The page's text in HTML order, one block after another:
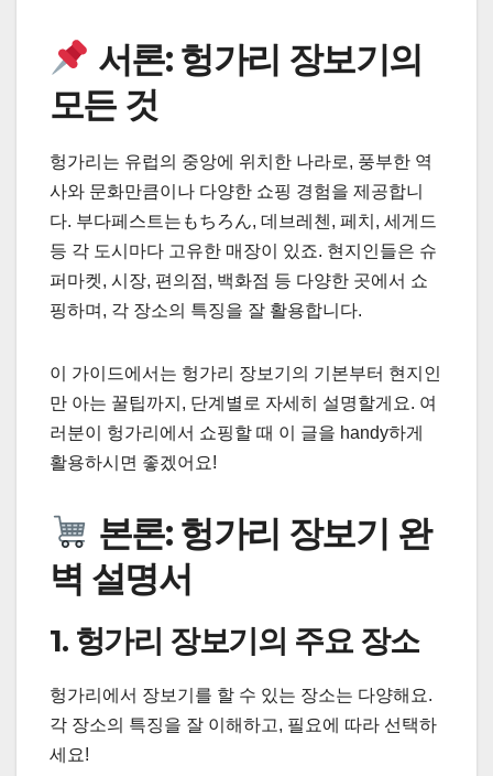
서론: 헝가리 장보기의
모든 것
헝가리는 유럽의 중앙에 위치한 나라로, 풍부한 역
사와 문화만큼이나 다양한 쇼핑 경험을 제공합니
다. 부다페스트는もちろん, 데브레첸, 페치, 세게드
등 각 도시마다 고유한 매장이 있죠. 현지인들은 슈
퍼마켓, 시장, 편의점, 백화점 등 다양한 곳에서 쇼
핑하며, 각 장소의 특징을 잘 활용합니다.
이 가이드에서는 헝가리 장보기의 기본부터 현지인
만 아는 꿀팁까지, 단계별로 자세히 설명할게요. 여
러분이 헝가리에서 쇼핑할 때 이 글을 handy하게
활용하시면 좋겠어요!
본론: 헝가리 장보기 완
벽 설명서
1. 헝가리 장보기의 주요 장소
헝가리에서 장보기를 할 수 있는 장소는 다양해요.
각 장소의 특징을 잘 이해하고, 필요에 따라 선택하
세요!